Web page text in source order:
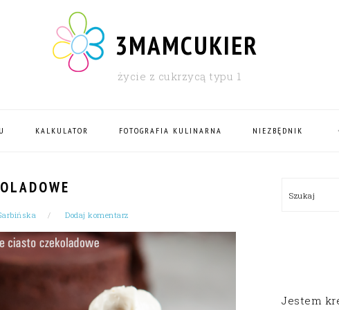
3MAMCUKIER
życie z cukrzycą typu 1
KALKULATOR FOTOGRAFIA KULINARNA NIEZBĘDNIK
Dodaj komentarz
SIDEBAR
Szukaj
Jestem